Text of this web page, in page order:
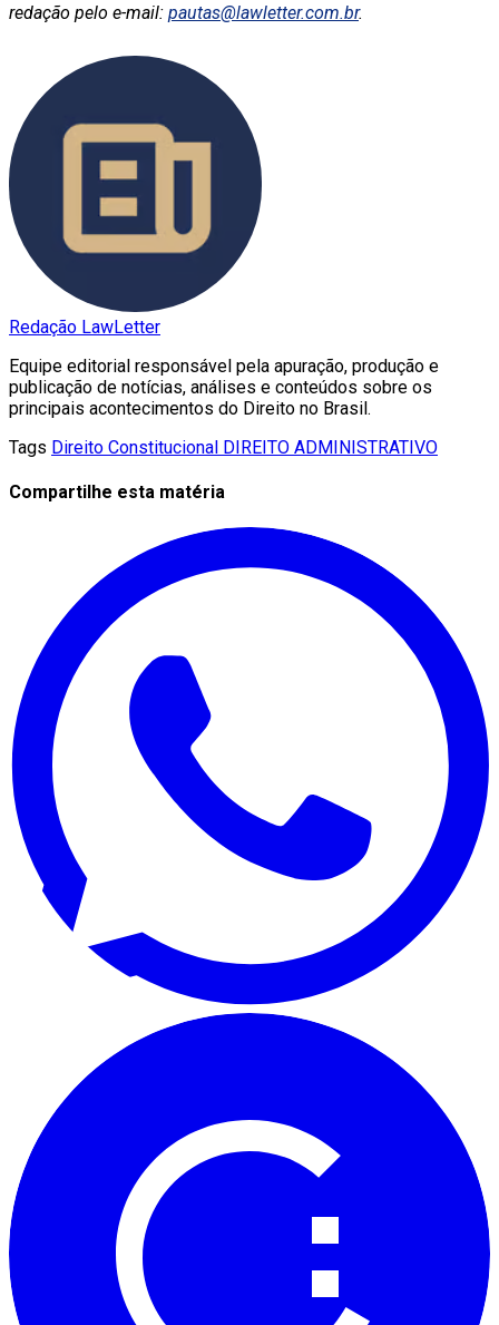
redação pelo e-mail: pautas@lawletter.com.br.
Redação LawLetter
Equipe editorial responsável pela apuração, produção e
publicação de notícias, análises e conteúdos sobre os
principais acontecimentos do Direito no Brasil.
Tags Direito Constitucional DIREITO ADMINISTRATIVO
Compartilhe esta matéria